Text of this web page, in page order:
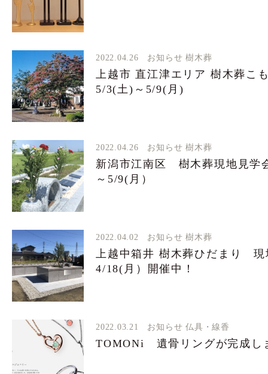
2022.04.26 お知らせ 樹木葬
上越市 直江津エリア 樹木葬
5/3(土)～5/9(月)
2022.04.26 お知らせ 樹木葬
新潟市江南区 樹木葬現地見
～5/9(月）
2022.04.02 お知らせ 樹木葬
上越中箱井 樹木葬ひだまり 現
4/18(月）開催中！
2022.03.21 お知らせ 仏具・線香
TOMONi 遺骨リングが完成し